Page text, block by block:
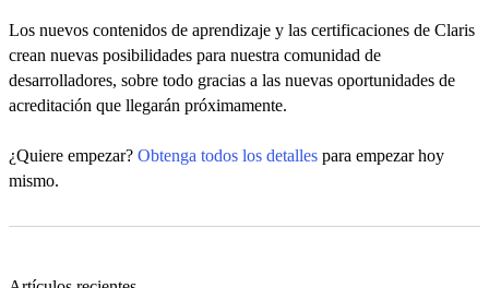
Los nuevos contenidos de aprendizaje y las certificaciones de Claris
crean nuevas posibilidades para nuestra comunidad de
desarrolladores, sobre todo gracias a las nuevas oportunidades de
acreditación que llegarán próximamente.
¿Quiere empezar? Obtenga todos los detalles para empezar hoy
mismo.